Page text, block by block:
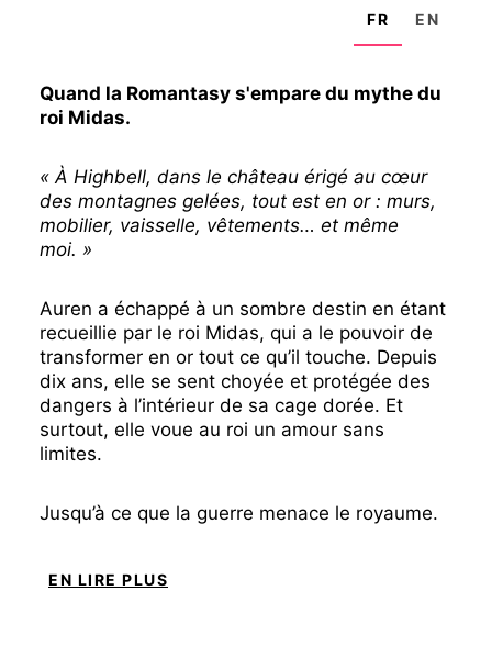
FR EN
Quand la Romantasy s'empare du mythe du
roi Midas.
« À Highbell, dans le château érigé au cœur
des montagnes gelées, tout est en or : murs,
mobilier, vaisselle, vêtements… et même
moi. »
Auren a échappé à un sombre destin en étant
recueillie par le roi Midas, qui a le pouvoir de
transformer en or tout ce qu’il touche. Depuis
dix ans, elle se sent choyée et protégée des
dangers à l’intérieur de sa cage dorée. Et
surtout, elle voue au roi un amour sans
limites.
Jusqu’à ce que la guerre menace le royaume.
EN LIRE PLUS